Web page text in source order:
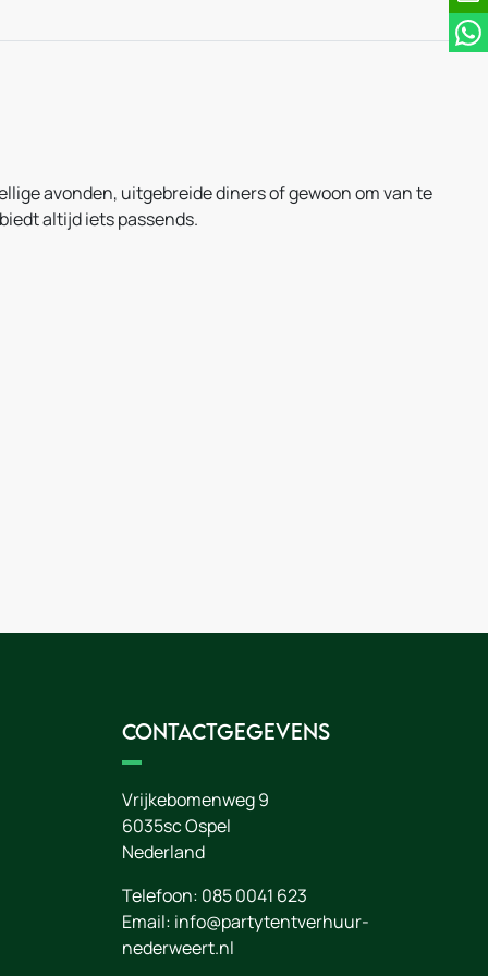
avonden, uitgebreide diners of gewoon om van te
altijd iets passends.
Contactgegevens
Vrijkebomenweg 9
6035scOspel
Nederland
Telefoon: 085 0041 623
Email: info@partytentverhuur-
nederweert.nl